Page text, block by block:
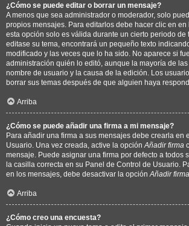
¿Cómo se puede editar o borrar un mensaje?
A menos que sea administrador o moderador, solo
propios mensajes. Para editarlos debe hacer clic en en
esta opción solo es válida durante un cierto periodo de
editase su tema, encontrará un pequeño texto
modificado y las veces que lo ha sido. No aparece si
administración quién lo editó, aunque la mayoría de
nombre de usuario y la causa de la edición. Los
borrar sus temas después de que alguien haya
Arriba
¿Cómo se puede añadir una firma a mi mensaje?
Para añadir una firma a sus mensajes debe crearla en
Usuario. Una vez creada, active la opción Añadir firma
mensaje. Puede asignar una firma por defecto a todos
la casilla correcta en su Panel de Control de Usuario.
en los mensajes, debe desactivar la opción Añadir firma
Arriba
¿Cómo creo una encuesta?